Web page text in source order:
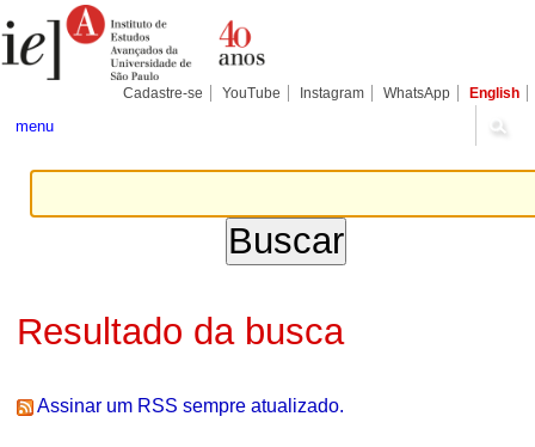
para
conteúdo.
Pessoais
Cadastre-se YouTube Instagram WhatsApp English
menu
Resultado da busca
Assinar um RSS sempre atualizado.